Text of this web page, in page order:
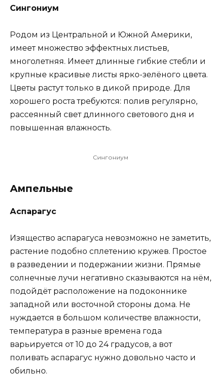
Сингониум
Родом из Центральной и Южной Америки,
имеет множество эффектных листьев,
многолетняя. Имеет длинные гибкие стебли и
крупные красивые листы ярко-зелёного цвета.
Цветы растут только в дикой природе. Для
хорошего роста требуются: полив регулярно,
рассеянный свет длинного светового дня и
повышенная влажность.
Сингониум
Ампельные
Аспарагус
Изящество аспарагуса невозможно не заметить,
растение подобно сплетению кружев. Простое
в разведении и подержании жизни. Прямые
солнечные лучи негативно сказываются на нём,
подойдёт расположение на подоконнике
западной или восточной стороны дома. Не
нуждается в большом количестве влажности,
температура в разные времена года
варьируется от 10 до 24 градусов, а вот
поливать аспарагус нужно довольно часто и
обильно.